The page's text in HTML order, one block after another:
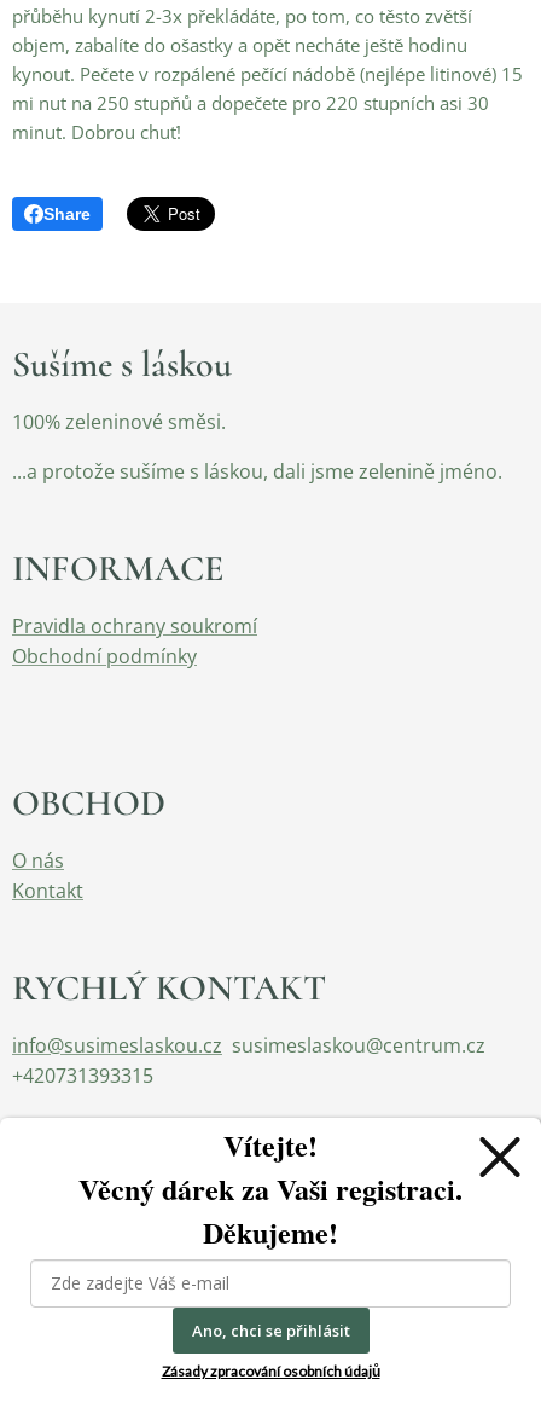
přůběhu kynutí 2-3x překládáte, po tom, co těsto zvětší
objem, zabalíte do ošastky a opět necháte ještě hodinu
kynout. Pečete v rozpálené pečící nádobě (nejlépe litinové) 15
mi nut na 250 stupňů a dopečete pro 220 stupních asi 30
minut. Dobrou chuť!
Share
Sušíme s láskou
100% zeleninové směsi.
...a protože sušíme s láskou, dali jsme zelenině jméno.
INFORMACE
Pravidla ochrany soukromí
Obchodní podmínky
OBCHOD
O nás
Kontakt
RYCHLÝ KONTAKT
info@susimeslaskou.cz susimeslaskou@centrum.cz
+420731393315
2023 Sušíme s láskou.cz - všechna práva vyhrazena
Používáme cookies, abychom zajistili správné fungování a
bezpečnost našich stránek. Tím vám můžeme zajistit tu
nejlepší zkušenost při jejich návštěvě.
Vítejte!
Věcný dárek zaVaši registraci.
Děkujeme!
Ano, chci se přihlásit
Zásady zpracování osobních údajů